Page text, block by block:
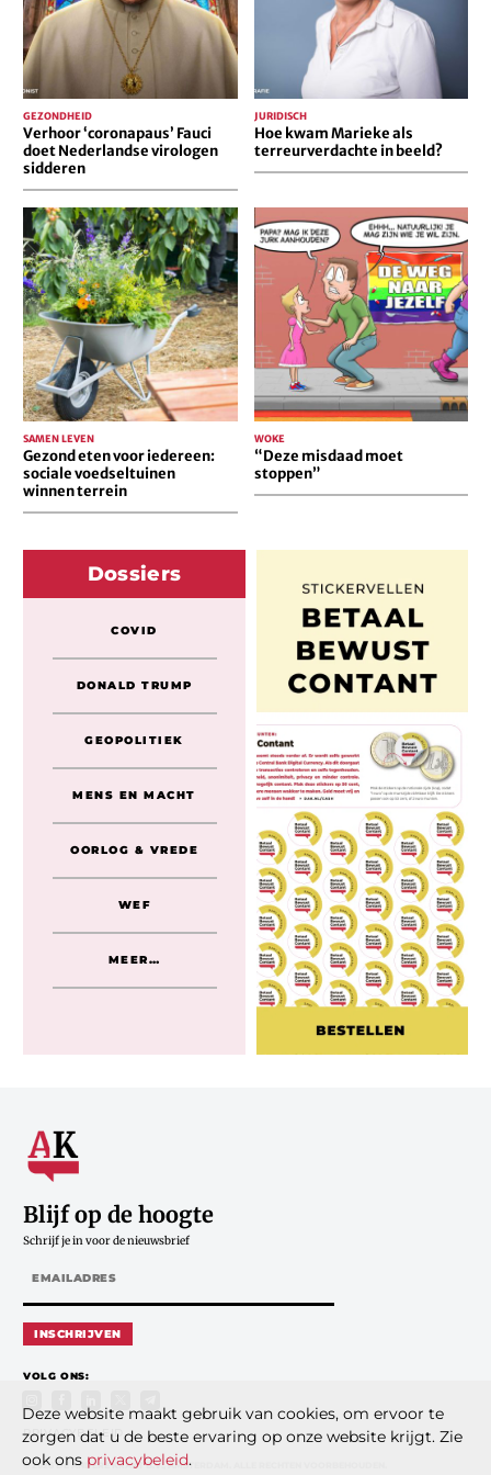
virologen
sidderen
Verhoor ‘coronapaus’ Fauci
doet Nederlandse virologen
sidderen
GEZONDHEID
Hoe kwam Marieke als
terreurverdachte in beeld?
JURIDISCH
Gezond
eten
voor
iedereen:
sociale
voedseltuinen
winnen
terrein
Gezond eten voor iedereen:
sociale voedseltuinen
winnen terrein
SAMEN LEVEN
“Deze
misdaad
stoppen”
“Deze misdaad moet
stoppen”
WOKE
Dossiers
COVID
DONALD TRUMP
GEOPOLITIEK
MENS EN MACHT
OORLOG & VREDE
WEF
MEER…
Blijf op de hoogte
Schrijf je in voor de nieuwsbrief
INSCHRIJVEN
VOLG ONS:
PRIVACYBELEID
© 2026 DE ANDERE KRANT B.V., AMSTERDAM. ALLE RECHTEN VOORBEHOUDEN.
Deze website maakt gebruik van cookies, om ervoor te
zorgen dat u de beste ervaring op onze website krijgt. Zie
ook ons privacybeleid.